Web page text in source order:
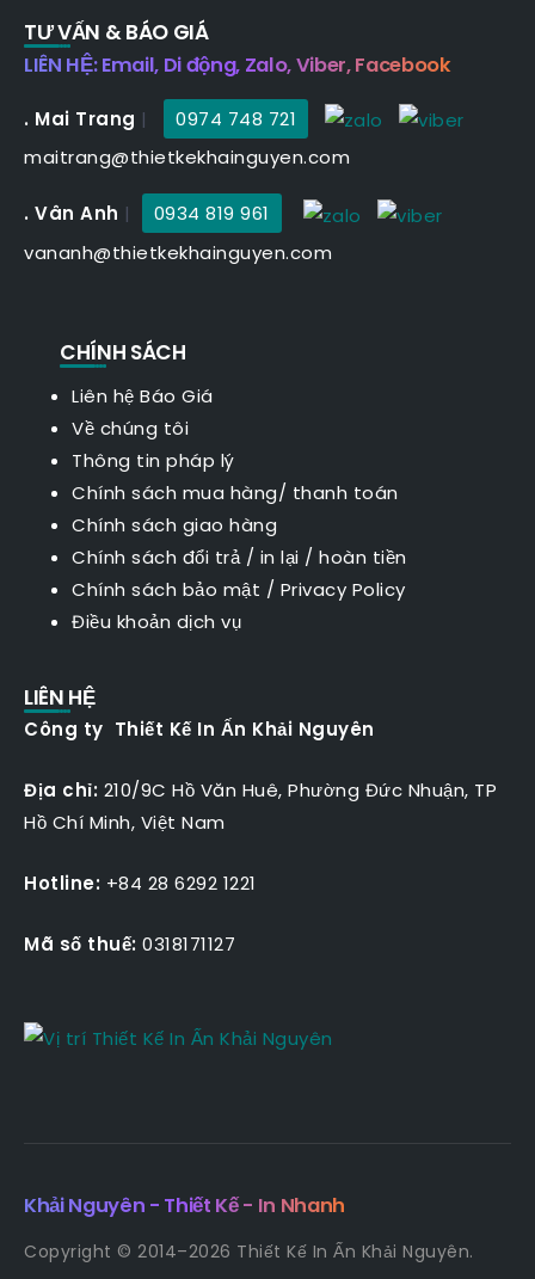
TƯ VẤN & BÁO GIÁ
LIÊN HỆ: Email, Di động, Zalo, Viber, Facebook
. Mai Trang |
0974 748 721
maitrang@thietkekhainguyen.com
. Vân Anh |
0934 819 961
vananh@thietkekhainguyen.com
CHÍNH SÁCH
Liên hệ Báo Giá
Về chúng tôi
Thông tin pháp lý
Chính sách mua hàng/ thanh toán
Chính sách giao hàng
Chính sách đổi trả / in lại / hoàn tiền
Chính sách bảo mật / Privacy Policy
Điều khoản dịch vụ
LIÊN HỆ
Công ty Thiết Kế In Ấn Khải Nguyên
Địa chỉ: 210/9C Hồ Văn Huê, Phường Đức Nhuận, TP
Hồ Chí Minh, Việt Nam
Hotline: +84 28 6292 1221
Mã số thuế: 0318171127
Khải Nguyên - Thiết Kế - In Nhanh
Copyright © 2014–2026 Thiết Kế In Ấn Khải Nguyên.